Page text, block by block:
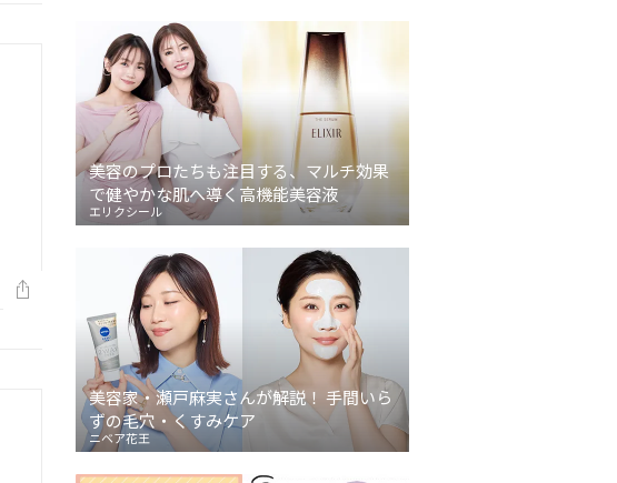
美容のプロたちも注目する、マルチ効果
で健やかな肌へ導く高機能美容液
エリクシール
美容家・瀬戸麻実さんが解説！ 手間いら
ずの毛穴・くすみケア
ニベア花王